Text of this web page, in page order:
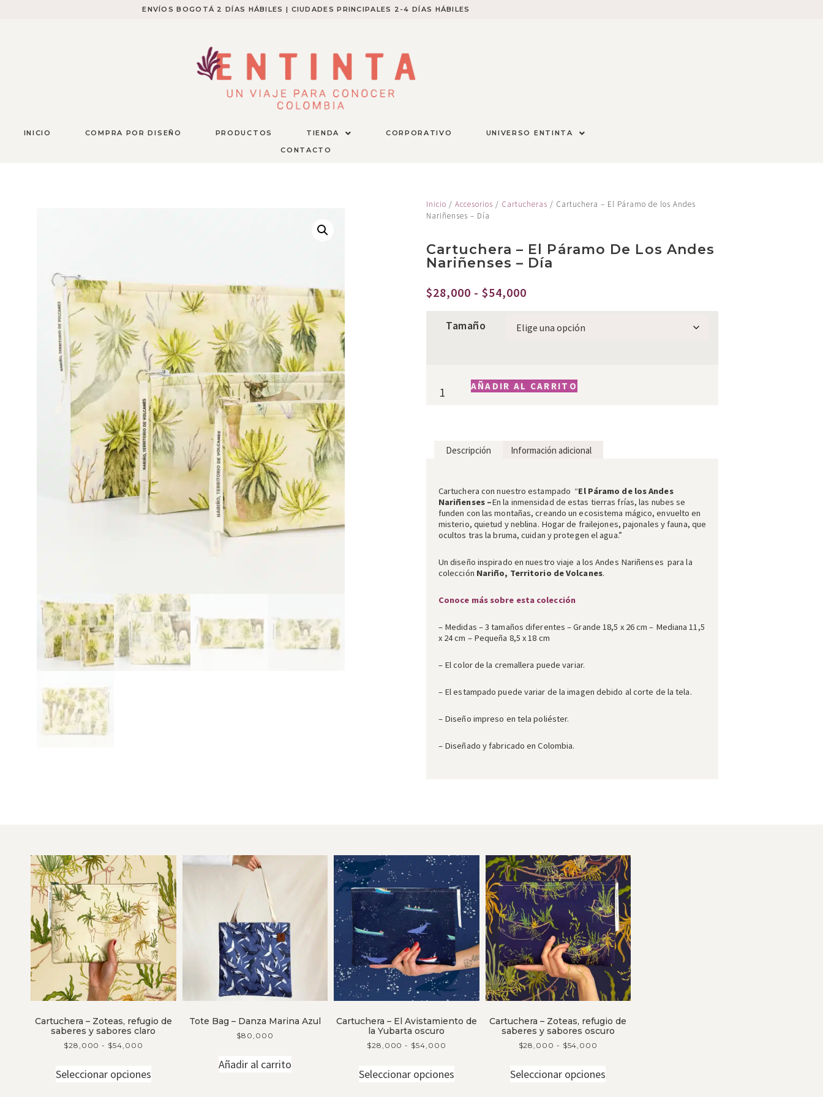
ENVÍOS BOGOTÁ 2 DÍAS HÁBILES | CIUDADES PRINCIPALES 2-4 DÍAS HÁBILES​
INICIO COMPRA POR DISEÑO PRODUCTOS TIENDA CORPORATIVO
UNIVERSO ENTINTA
CONTACTO
Inicio / Accesorios / Cartucheras / Cartuchera – El Páramo de los Andes
Nariñenses – Día
Cartuchera – El Páramo De Los Andes
Nariñenses – Día
$28,000 - $54,000
Tamaño
AÑADIR AL CARRITO
Descripción Información adicional
Cartuchera con nuestro estampado “El Páramo de los Andes
Nariñenses –En la inmensidad de estas tierras frías, las nubes se
funden con las montañas, creando un ecosistema mágico, envuelto en
misterio, quietud y neblina. Hogar de frailejones, pajonales y fauna, que
ocultos tras la bruma, cuidan y protegen el agua.”
Un diseño inspirado en nuestro viaje a los Andes Nariñenses para la
colección Nariño, Territorio de Volcanes.
Conoce más sobre esta colección
– Medidas – 3 tamaños diferentes – Grande 18,5 x 26 cm – Mediana 11,5
x 24 cm – Pequeña 8,5 x 18 cm
– El color de la cremallera puede variar.
– El estampado puede variar de la imagen debido al corte de la tela.
– Diseño impreso en tela poliéster.
– Diseñado y fabricado en Colombia.
Cartuchera – Zoteas, refugio de
saberes y sabores claro
$28,000 - $54,000
Seleccionar opciones
Tote Bag – Danza Marina Azul
$80,000
Añadir al carrito
Cartuchera – El Avistamiento de
la Yubarta oscuro
$28,000 - $54,000
Seleccionar opciones
Cartuchera – Zoteas, refugio de
saberes y sabores oscuro
$28,000 - $54,000
Seleccionar opciones